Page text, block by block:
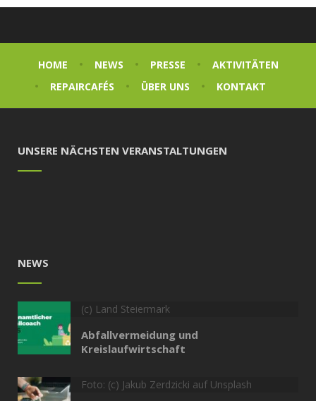
HOME NEWS PRESSE
AKTIVITÄTEN
REPAIRCAFÉS
ÜBER UNS KONTAKT
UNSERE NÄCHSTEN VERANSTALTUNGEN
NEWS
(c) Land Steiermark
Abfallvermeidung und
Kreislaufwirtschaft
Foto: (c) Jakub Zerdzicki auf Unsplash